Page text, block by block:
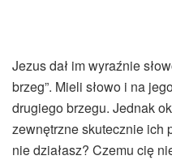
Jezus dał im wyraźnie
brzeg”. Mieli słowo i na
drugiego brzegu. Jednak
zewnętrzne skutecznie ich
nie działasz? Czemu cię